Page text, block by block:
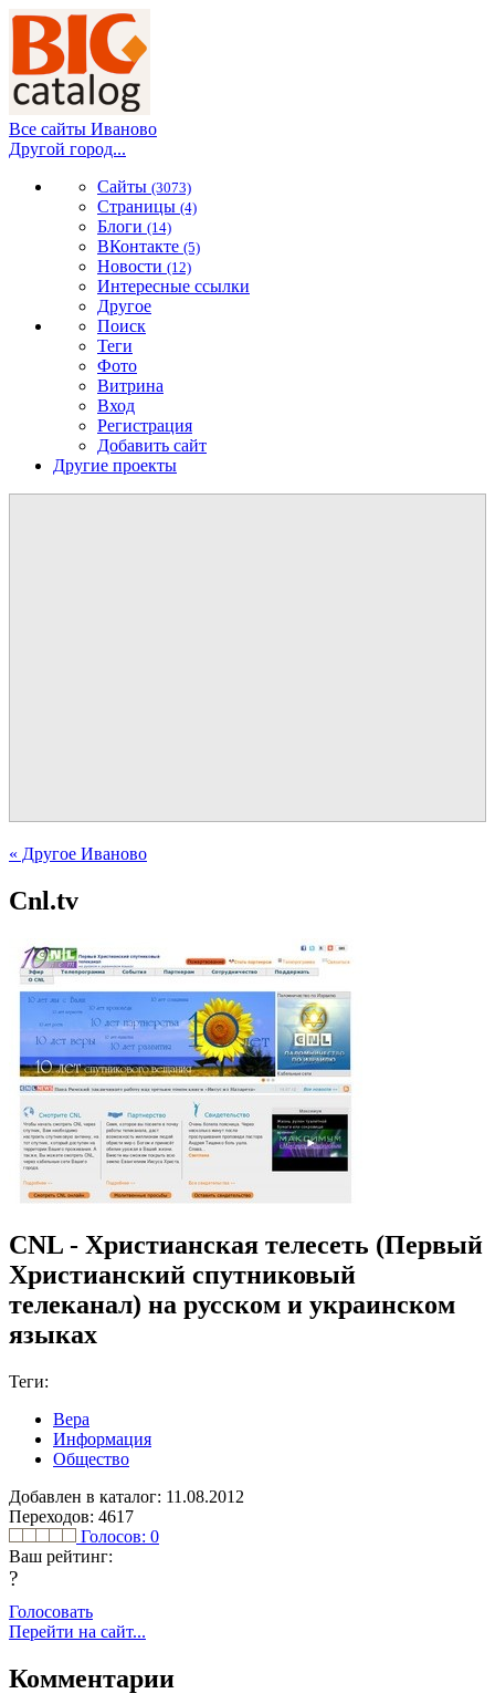
Все сайты Иваново
Другой город...
Сайты (3073)
Страницы (4)
Блоги (14)
ВКонтакте (5)
Новости (12)
Интересные ссылки
Другое
Поиск
Теги
Фото
Витрина
Вход
Регистрация
Добавить сайт
Другие проекты
« Другое Иваново
Cnl.tv
CNL - Христианская телесеть (Первый
Христианский спутниковый
телеканал) на русском и украинском
языках
Теги:
Вера
Информация
Общество
Добавлен в каталог: 11.08.2012
Переходов: 4617
Голосов: 0
Ваш рейтинг:
?
Голосовать
Перейти на сайт...
Комментарии